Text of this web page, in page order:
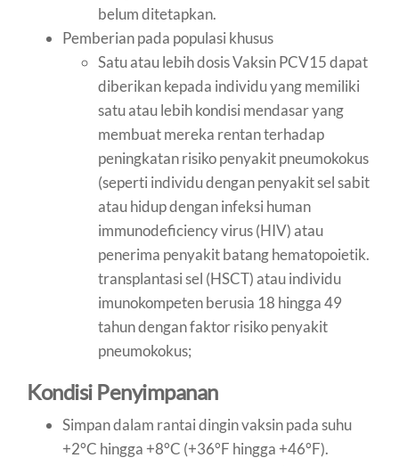
belum ditetapkan.
Pemberian pada populasi khusus
Satu atau lebih dosis Vaksin PCV15 dapat
diberikan kepada individu yang memiliki
satu atau lebih kondisi mendasar yang
membuat mereka rentan terhadap
peningkatan risiko penyakit pneumokokus
(seperti individu dengan penyakit sel sabit
atau hidup dengan infeksi human
immunodeficiency virus (HIV) atau
penerima penyakit batang hematopoietik.
transplantasi sel (HSCT) atau individu
imunokompeten berusia 18 hingga 49
tahun dengan faktor risiko penyakit
pneumokokus;
Kondisi Penyimpanan
Simpan dalam rantai dingin vaksin pada suhu
+2°C hingga +8°C (+36°F hingga +46°F).